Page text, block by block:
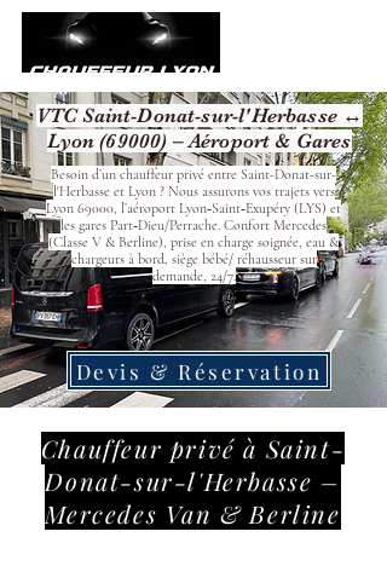
VTC Saint-Donat-sur-l'Herbasse ↔
Lyon (69000) – Aéroport & Gares
Besoin d’un chauffeur privé entre Saint-Donat-sur-
l'Herbasse et Lyon ? Nous assurons vos trajets vers
Lyon 69000, l’aéroport Lyon‑Saint‑Exupéry (LYS) et
les gares Part‑Dieu/Perrache. Confort Mercedes
(Classe V & Berline), prise en charge soignée, eau &
chargeurs à bord, siège bébé/ réhausseur sur
demande, 24/7.
Devis & Réservation
Chauffeur privé à Saint-
Donat-sur-l'Herbasse –
Mercedes Van & Berline